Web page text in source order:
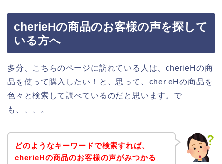
cherieHの商品のお客様の声を探して
いる方へ
多分、こちらのページに訪れている人は、cherieHの商
品を使って購入したい！と、思って、cherieHの商品を
色々と検索して調べているのだと思います。で
も、、、。
どのようなキーワードで検索すれば、
cherieHの商品のお客様の声がみつかる